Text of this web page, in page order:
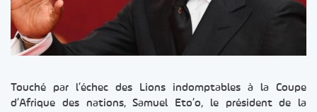
Touché par l’échec des Lions indomptables à la Coupe
d’Afrique des nations, Samuel Eto’o, le président de la